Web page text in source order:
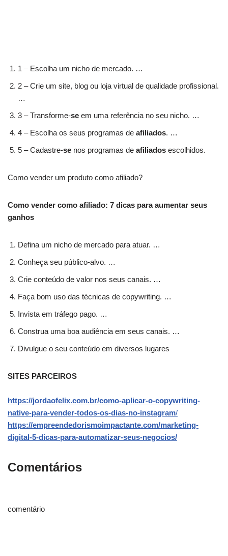
1 – Escolha um nicho de mercado. …
2 – Crie um site, blog ou loja virtual de qualidade profissional.
…
3 – Transforme-se em uma referência no seu nicho. …
4 – Escolha os seus programas de afiliados. …
5 – Cadastre-se nos programas de afiliados escolhidos.
Como vender um produto como afiliado?
Como vender como afiliado: 7 dicas para aumentar seus
ganhos
Defina um nicho de mercado para atuar. …
Conheça seu público-alvo. …
Crie conteúdo de valor nos seus canais. …
Faça bom uso das técnicas de copywriting. …
Invista em tráfego pago. …
Construa uma boa audiência em seus canais. …
Divulgue o seu conteúdo em diversos lugares
SITES PARCEIROS
https://jordaofelix.com.br/como-aplicar-o-copywriting-
native-para-vender-todos-os-dias-no-instagram/
https://empreendedorismoimpactante.com/marketing-
digital-5-dicas-para-automatizar-seus-negocios/
Comentários
comentário